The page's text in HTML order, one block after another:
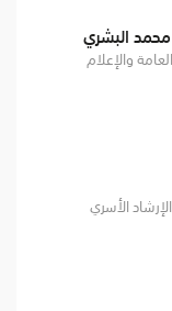
البشري
والإعلام
الأسري